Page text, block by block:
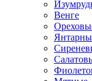
Венге